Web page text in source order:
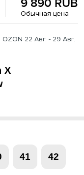
9 890 RUB
Обычная цена
22 Авг. - 29 Авг.
X
41 42